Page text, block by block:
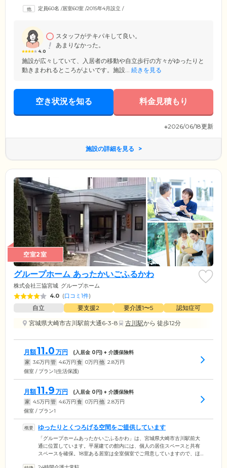
析、ストーマ、バルーンカテーテルといった、医療的な処置が必要な方
定員60名 /居室60室 /2015年4月設立 /
4.0
スタッフがテキパキして良い。
あまりなかった。
施設が広々していて、入居者の移動や自立歩行の方々がゆったりと
動きまわれるところがよいです。施設... 続きを見る
空き状況を知る 料金見積もり
※2026/06/18更新
施設の詳細を見る
空室2室
グループホーム あったかいごふるかわ
株式会社三協宮城 グループホーム
4.0 (口コミ1件)
自立 要支援2 要介護1〜5
認知症可
宮城県大崎市古川駅前大通6-3-8
古川駅から 徒歩12分
月額11.0 万円 (入居金 0円) + 介護保険料
家 3.6万円 管 4.6万円 食 0万円 他 2.8万円
個室 / プラン1(生活保護)
月額11.9 万円 (入居金 0円) + 介護保険料
家 4.5万円 管 4.6万円 食 0万円 他 2.8万円
個室 / プラン1
ゆったりとくつろげる空間をご提供しています
「グループホームあったかいごふるかわ」は、宮城県大崎市古川駅前大
通に位置しています。平屋建ての館内には、個人の居住スペースと共有
スペースを確保。18室ある居室は全室個室でご用意していますので、ほ